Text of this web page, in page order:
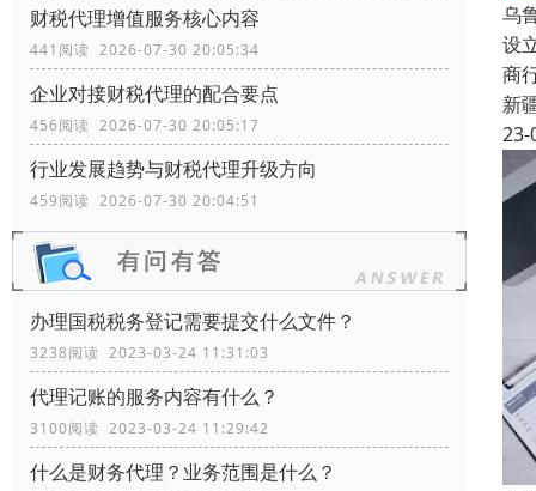
财税代理增值服务核心内容
441阅读 2026-07-30 20:05:34
企业对接财税代理的配合要点
456阅读 2026-07-30 20:05:17
行业发展趋势与财税代理升级方向
459阅读 2026-07-30 20:04:51
办理国税税务登记需要提交什么文件？
3238阅读 2023-03-24 11:31:03
代理记账的服务内容有什么？
3100阅读 2023-03-24 11:29:42
什么是财务代理？业务范围是什么？
乌
设
商
新
23-